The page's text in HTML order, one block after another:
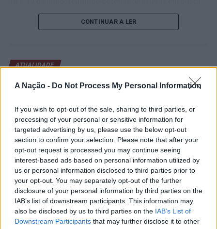
A Nação - Do Not Process My Personal Information
If you wish to opt-out of the sale, sharing to third parties, or
processing of your personal or sensitive information for
targeted advertising by us, please use the below opt-out
section to confirm your selection. Please note that after your
opt-out request is processed you may continue seeing
interest-based ads based on personal information utilized by
us or personal information disclosed to third parties prior to
your opt-out. You may separately opt-out of the further
disclosure of your personal information by third parties on the
IAB’s list of downstream participants. This information may
also be disclosed by us to third parties on the IAB’s List of
Downstream Participants that may further disclose it to other
de um lugar no quadro principal. A cerimónia de
abertura contou com a presença do presidente da
início de uma competição que voltou a colocar o
concelho no centro do calendário internacional do
ténis.
como Casper Ruud (Noruega), Alejandro Davidovich
Fokina (Espanha) e Matteo Arnaldi (Itália), a prova
apresentou um quadro competitivo de elevado nível,
liderado pelo russo Andrey Rublev, primeiro cabeça de
série, pelo italiano Luciano Darderi, pelo chileno
Alejandro Tabilo e pelo belga Alexander Blockx.
Um dos momentos mais aguardados da semana foi
também o regresso do suíço Stan Wawrinka ao Estoril,
integrado na digressão de despedida do antigo vencedor
de três torneios do Grand Slam.
CONTINUAR A LER
ATUALIDADE
Castelo Branco: “Bienal
promete afirmar artesanato,
património e inovação como
“motores de desenvolvimento
económico e cultural” do município
português
Publicado 7 horas atrás on 07/08/2026
Por Ígor Lopes